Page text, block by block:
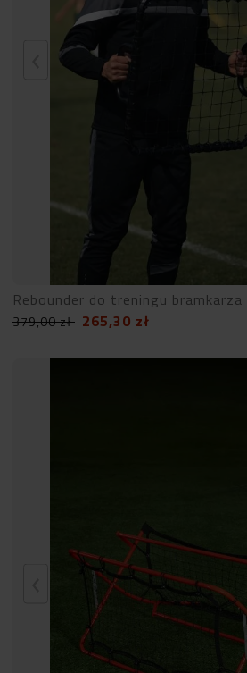
Rebounder do treningu bramkarza
379,00zł 265,30 zł